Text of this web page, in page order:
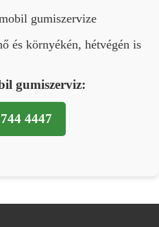
gumiszervize
és környékén, hétvégén is
gumiszerviz:
4447